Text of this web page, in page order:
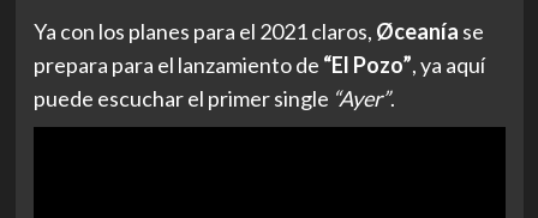
Ya con los planes para el 2021 claros, Øceanía se
prepara para el lanzamiento de “El Pozo”, ya aquí
puede escuchar el primer single “Ayer”.